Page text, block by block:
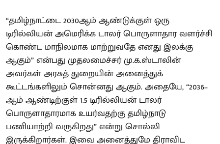
“தமிழ்நாட்டை 2030ஆம் ஆண்டுக்குள் ஒரு
டிரில்லியன் அமெரிக்க டாலர் பொருளாதார வளர்ச்சி
கொண்ட மாநிலமாக மாற்றுவதே எனது இலக்கு
ஆகும்” என்பது முதலமைச்சர் மு.க.ஸ்டாலின்
அவர்கள் அரசுத் துறையின் அனைத்துக்
கூட்டங்களிலும் சொன்னது ஆகும். அதையே, “2036–
ஆம் ஆண்டிற்குள் 1.5 டிரில்லியன் டாலர்
பொருளாதாரமாக உயர்வதற்கு தமிழ்நாடு
பணியாற்றி வருகிறது” என்று சொல்லி
இருக்கிறார்கள். இவை அனைத்துமே திராவிட